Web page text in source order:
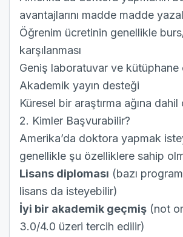
avantajlarını madde madde
Öğrenim ücretinin genellikle
karşılanması
Geniş laboratuvar ve kütüphane
Akademik yayın desteği
Küresel bir araştırma ağına dahil
2. Kimler Başvurabilir?
Amerika’da doktora yapmak
genellikle şu özelliklere sahip
Lisans diploması (bazı
lisans da isteyebilir)
İyi bir akademik geçmiş (not
3.0/4.0 üzeri tercih edilir)